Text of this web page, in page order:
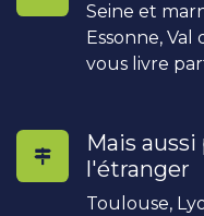
Seine et
Essonne, Val
vous livre
Mais
l'étranger
Toulouse,